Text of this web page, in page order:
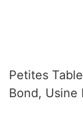
Petites
Bond, Usine